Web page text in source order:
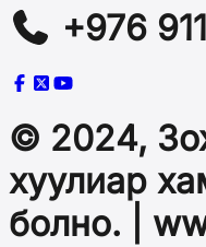
+976
© 2024,
хуулиар
болно. |